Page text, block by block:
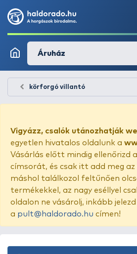
Áruház
körforgó villantó
Vigyázz, csalók utánozhatják
egyetlen hivatalos oldalunk a
Vásárlás előtt mindig ellenőrizd
címsorát, és csak itt add meg
máshol találkozol feltűnően
termékekkel, az nagy eséllyel
oldalon ne vásárolj, inkább
a pult@haldorado.hu címen!